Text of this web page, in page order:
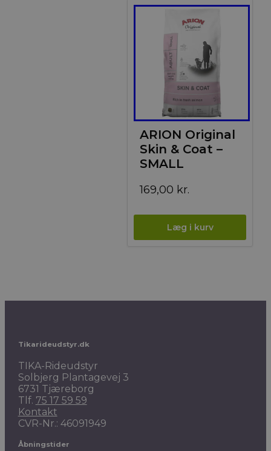
ARION Original
Skin & Coat –
SMALL
169,00 kr.
Tikarideudstyr.dk
TIKA-Rideudstyr
Solbjerg Plantagevej 3
6731 Tjæreborg
Tlf. 75 17 59 59
Kontakt
CVR-Nr.: 46091949
Åbningstider